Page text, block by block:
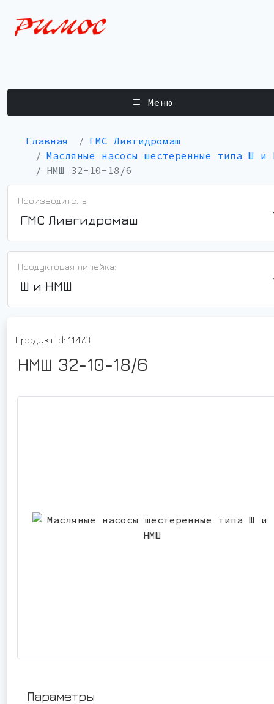
Меню
Главная
ГМС Ливгидромаш
Масляные насосы шестеренные типа Ш и
НМШ 32-10-18/6
Производитель:
ГМС Ливгидромаш
Продуктовая линейка:
Ш и НМШ
Продукт Id: 11473
НМШ 32-10-18/6
Параметры